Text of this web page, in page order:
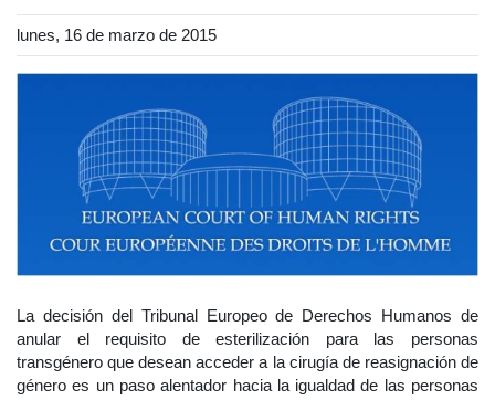
lunes, 16 de marzo de 2015
La decisión del Tribunal Europeo de Derechos Humanos de
anular el requisito de esterilización para las personas
transgénero que desean acceder a la cirugía de reasignación de
género es un paso alentador hacia la igualdad de las personas